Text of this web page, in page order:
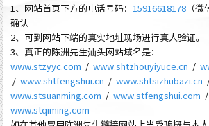
1、网站首页下方的电话号码： 15916618178 （
确认
2、可到网站下端的真实地址现场进行真人验证。
3、真正的陈洲先生汕头网站域名是：
www.stzyyc.com / www.shtzhouyiyuce.cn /
/ www.shtfengshui.cn / www.shtsizhubazi.cn
www.stsuanming.com / www.stfengshui.com /
www.stqiming.com